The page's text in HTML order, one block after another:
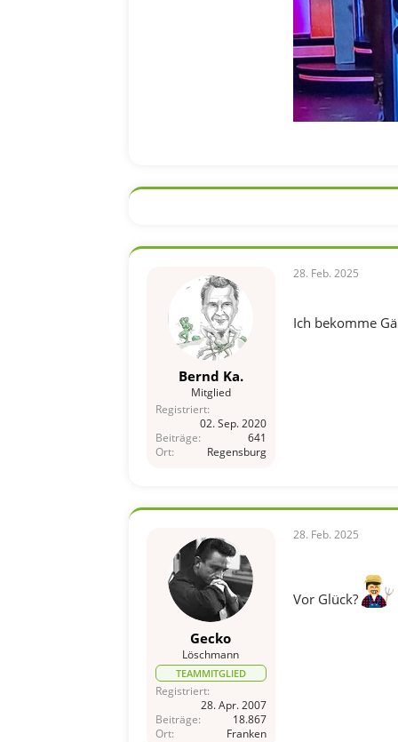
Bernd Ka.
Mitglied
Registriert
02. Sep. 2020
Beiträge
641
Ort
Regensburg
28. Feb. 2025
Ich bekomme
Gecko
Löschmann
TEAMMITGLIED
Registriert
28. Apr. 2007
Beiträge
18.867
Ort
Franken
28. Feb. 2025
Vor Glück?